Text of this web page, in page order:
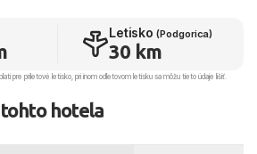
Letisko (Podgorica)
30 km
pre príletové letisko, pri inom odletovom letisku sa môžu tieto údaje líšiť.
hotela